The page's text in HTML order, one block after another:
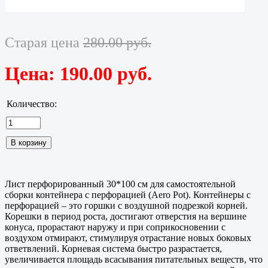
Старая цена 280.00 руб.
Цена: 190.00 руб.
Количество:
Лист перфорированный 30*100 см для самостоятельной
сборки контейнера с перфорацией (Aero Pot). Контейнеры с
перфорацией – это горшки с воздушной подрезкой корней.
Корешки в период роста, достигают отверстия на вершине
конуса, прорастают наружу и при соприкосновении с
воздухом отмирают, стимулируя отрастание новых боковых
ответвлений. Корневая система быстро разрастается,
увеличивается площадь всасывания питательных веществ, что